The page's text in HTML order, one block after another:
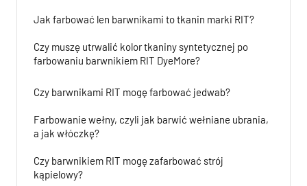
Jak farbować len barwnikami to tkanin marki RIT?
Czy muszę utrwalić kolor tkaniny syntetycznej po
farbowaniu barwnikiem RIT DyeMore?
Czy barwnikami RIT mogę farbować jedwab?
Farbowanie wełny, czyli jak barwić wełniane ubrania,
a jak włóczkę?
Czy barwnikiem RIT mogę zafarbować strój
kąpielowy?